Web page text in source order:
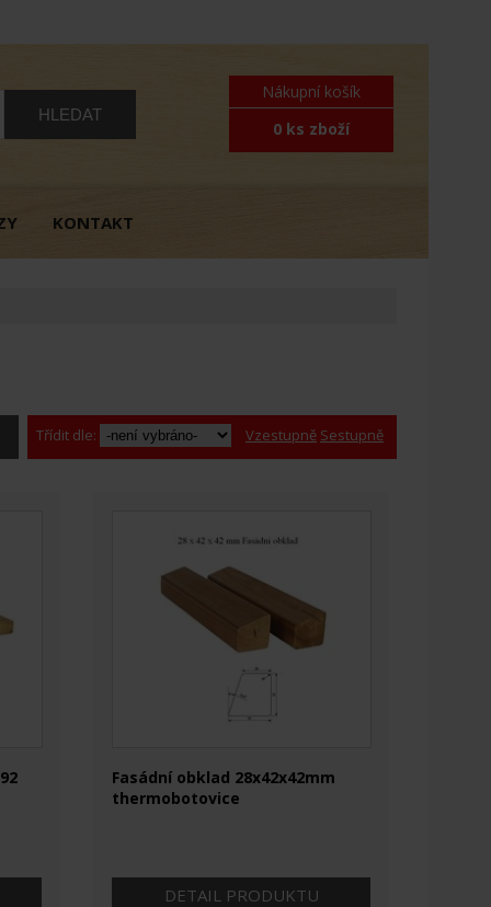
Nákupní košík
0 ks zboží
KONTAKT
Třídit dle: Vzestupně Sestupně
Fasádní obklad 28x42x42mm
thermobotovice
DETAIL PRODUKTU